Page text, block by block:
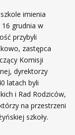
imienia
grudnia w
przybyli
zastępca
Komisji
dyrektorzy
latach byli
i Rad Rodziców,
na przestrzeni
szkoły.